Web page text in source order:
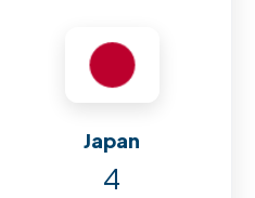
Japan
4